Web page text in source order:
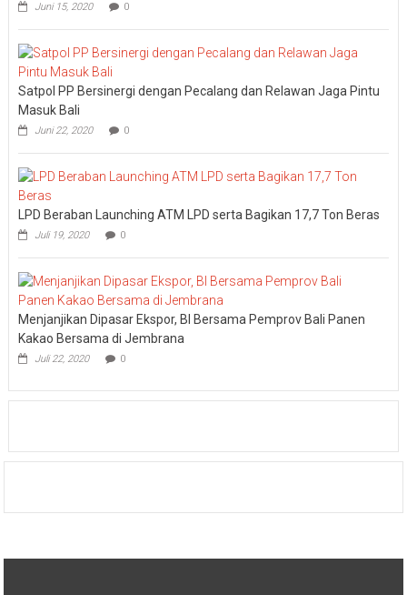
Juni 15, 2020 0
Satpol PP Bersinergi dengan Pecalang dan Relawan Jaga Pintu
Masuk Bali
Juni 22, 2020 0
LPD Beraban Launching ATM LPD serta Bagikan 17,7 Ton Beras
Juli 19, 2020 0
Menjanjikan Dipasar Ekspor, BI Bersama Pemprov Bali Panen
Kakao Bersama di Jembrana
Juli 22, 2020 0